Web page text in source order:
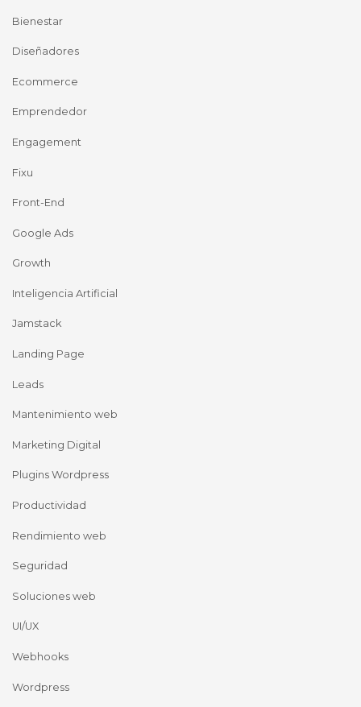
Bienestar
Diseñadores
Ecommerce
Emprendedor
Engagement
Fixu
Front-End
Google Ads
Growth
Inteligencia Artificial
Jamstack
Landing Page
Leads
Mantenimiento web
Marketing Digital
Plugins Wordpress
Productividad
Rendimiento web
Seguridad
Soluciones web
UI/UX
Webhooks
Wordpress